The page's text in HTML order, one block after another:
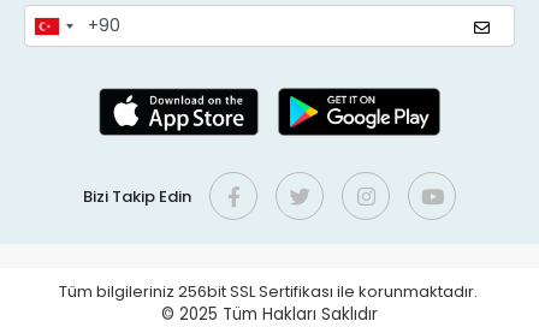
Bizi Takip Edin
Tüm bilgileriniz 256bit SSL Sertifikası ile korunmaktadır.
© 2025 Tüm Hakları Saklıdır